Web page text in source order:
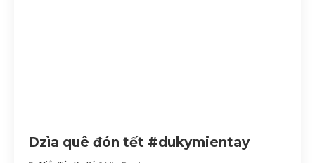
Dzìa quê đón tết #dukymientay